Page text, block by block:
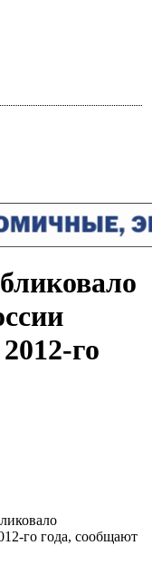
го
го года, сообщают